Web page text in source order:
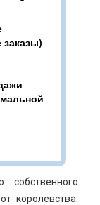
королевства.